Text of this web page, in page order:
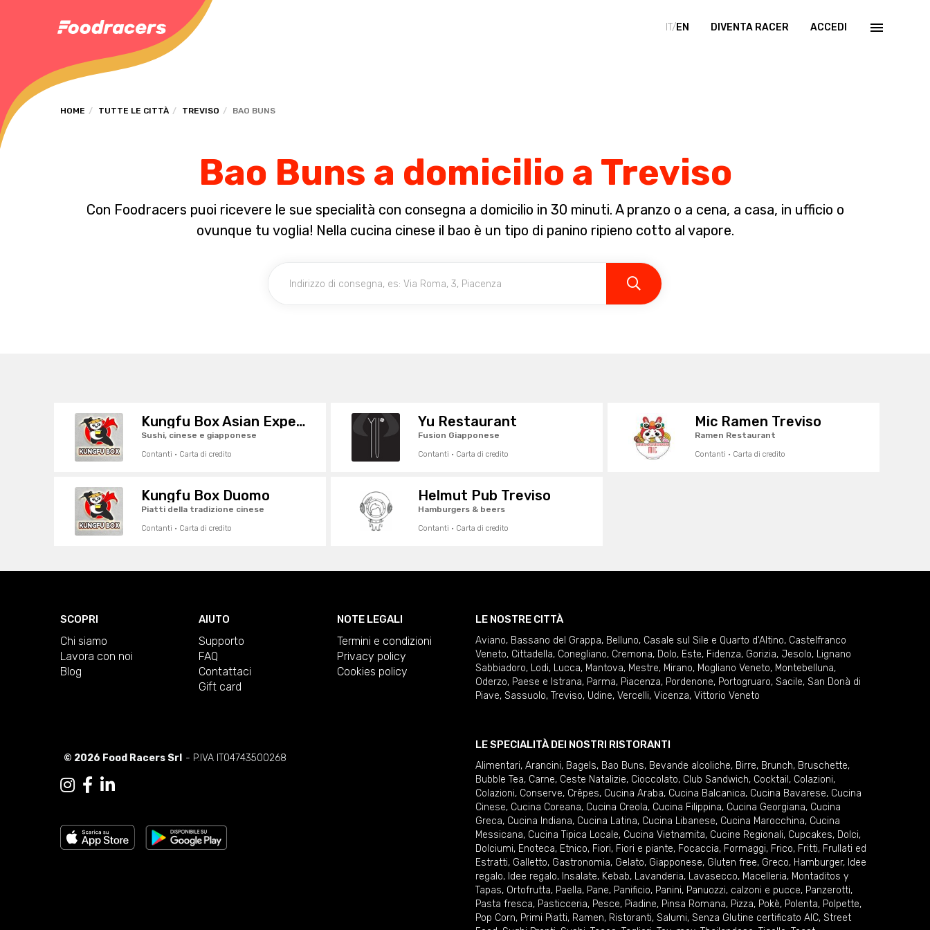
IT/EN DIVENTA RACER ACCEDI
HOME TUTTE LE CITTÀ TREVISO BAO BUNS
Bao Buns a domicilio a Treviso
Con Foodracers puoi ricevere le sue specialità con consegna a domicilio in 30 minuti. A pranzo o a cena, a casa, in ufficio o
ovunque tu voglia! Nella cucina cinese il bao è un tipo di panino ripieno cotto al vapore.
Kungfu Box Asian Experience
Sushi, cinese e giapponese
Contanti · Carta di credito
Yu Restaurant
Fusion Giapponese
Contanti · Carta di credito
Mic Ramen Treviso
Ramen Restaurant
Contanti · Carta di credito
Kungfu Box Duomo
Piatti della tradizione cinese
Contanti · Carta di credito
Helmut Pub Treviso
Hamburgers & beers
Contanti · Carta di credito
SCOPRI
Chi siamo
Lavora con noi
Blog
AIUTO
Supporto
FAQ
Contattaci
Gift card
NOTE LEGALI
Termini e condizioni
Privacy policy
Cookies policy
© 2026 Food Racers Srl - P.IVA IT04743500268
LE NOSTRE CITTÀ
Aviano, Bassano del Grappa, Belluno, Casale sul Sile e Quarto d'Altino, Castelfranco
Veneto, Cittadella, Conegliano, Cremona, Dolo, Este, Fidenza, Gorizia, Jesolo, Lignano
Sabbiadoro, Lodi, Lucca, Mantova, Mestre, Mirano, Mogliano Veneto, Montebelluna,
Oderzo, Paese e Istrana, Parma, Piacenza, Pordenone, Portogruaro, Sacile, San Donà di
Piave, Sassuolo, Treviso, Udine, Vercelli, Vicenza, Vittorio Veneto
LE SPECIALITÀ DEI NOSTRI RISTORANTI
Alimentari, Arancini, Bagels, Bao Buns, Bevande alcoliche, Birre, Brunch, Bruschette,
Bubble Tea, Carne, Ceste Natalizie, Cioccolato, Club Sandwich, Cocktail , Colazioni,
Colazioni, Conserve, Crêpes, Cucina Araba, Cucina Balcanica, Cucina Bavarese, Cucina
Cinese, Cucina Coreana, Cucina Creola, Cucina Filippina, Cucina Georgiana, Cucina
Greca, Cucina Indiana, Cucina Latina, Cucina Libanese, Cucina Marocchina, Cucina
Messicana, Cucina Tipica Locale, Cucina Vietnamita, Cucine Regionali, Cupcakes, Dolci,
Dolciumi, Enoteca, Etnico, Fiori, Fiori e piante, Focaccia, Formaggi, Frico, Fritti, Frullati ed
Estratti, Galletto, Gastronomia, Gelato, Giapponese, Gluten free, Greco, Hamburger, Idee
regalo, Idee regalo, Insalate, Kebab, Lavanderia, Lavasecco, Macelleria, Montaditos y
Tapas, Ortofrutta, Paella, Pane, Panificio, Panini, Panuozzi, calzoni e pucce, Panzerotti,
Pasta fresca, Pasticceria, Pesce, Piadine, Pinsa Romana, Pizza, Pokè, Polenta, Polpette,
Pop Corn, Primi Piatti, Ramen, Ristoranti, Salumi, Senza Glutine certificato AIC, Street